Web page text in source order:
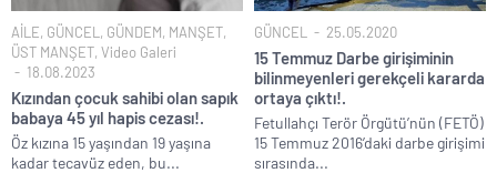
AİLE, GÜNCEL , GÜNDEM, MANŞET,
ÜST MANŞET, Video Galeri
18.08.2023
Kızından çocuk sahibi olan sapık
babaya 45 yıl hapis cezası!.
Öz kızına 15 yaşından 19 yaşına
kadar tecavüz eden, bu...
GÜNCEL 25.05.2020
15 Temmuz Darbe girişiminin
bilinmeyenleri gerekçeli kararda
ortaya çıktı!.
Fetullahçı Terör Örgütü’nün (FETÖ)
15 Temmuz 2016’daki darbe girişimi
sırasında...